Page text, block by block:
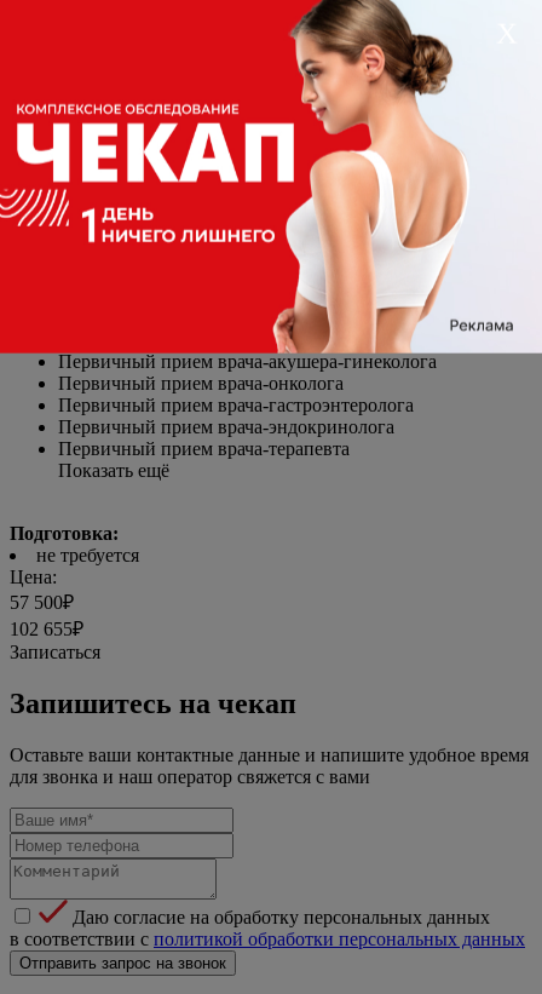
УЗИ почек и паранефральной клетчатки с ЦДК
УЗИ комплексное трансабдоминальное-вагинальное
женских половых органов с ЦДК
УЗИ молочных желез с ЦДК
УЗИ общее абдоминальное с ЦДК (печень, желчный
пузырь, поджелудочная железа, селезенка)
Показать ещё
Подготовку к исследованиям можно посмотреть
Первичный прием врача-акушера-гинеколога
Первичный прием врача-онколога
Первичный прием врача-гастроэнтеролога
Первичный прием врача-эндокринолога
Первичный прием врача-терапевта
Показать ещё
Подготовка:
не требуется
Цена:
57 500₽
102 655₽
Записаться
Запишитесь на чекап
Оставьте ваши контактные данные и напишите удобное время
для звонка и наш оператор свяжется с вами
Даю согласие на обработку персональных данных
в соответствии с политикой обработки персональных данных
Отправить запрос на звонок